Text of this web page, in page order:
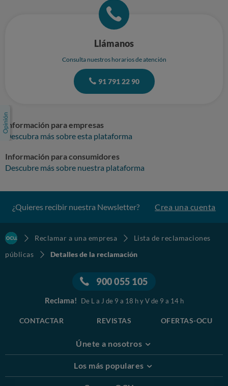
Llámanos
Consulta nuestros horarios de atención
91 791 22 90
Información para empresas
Descubra más sobre esta plataforma
Información para consumidores
Descubre más sobre nuestra plataforma
¿Quieres recibir nuestra Newsletter? Crea una cuenta
Reclamar a una empresa
Lista de reclamaciones
públicas
Detalles de la reclamación
900 055 105
Reclama! De L a J de 9 a 18 h y V de 9 a 14 h
CONTACTAR REVISTAS OFERTAS-OCU
Únete a nosotros
Los más populares